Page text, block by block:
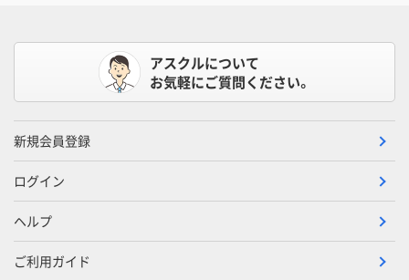
アスクルについて
お気軽にご質問ください。
新規会員登録
ログイン
ヘルプ
ご利用ガイド